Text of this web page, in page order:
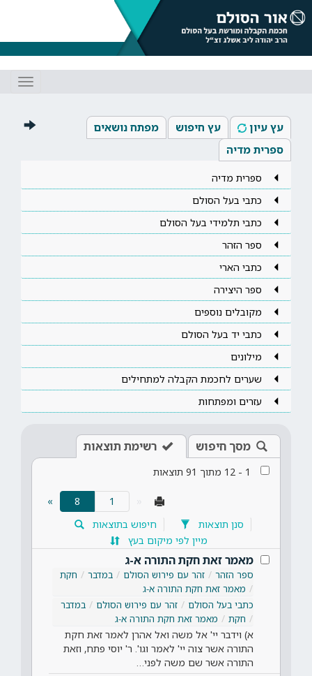
עץ עיון עץ חיפוש
מפתח נושאים
ספרית מדיה
ספרית מדיה
כתבי בעל הסולם
כתבי תלמידי בעל הסולם
ספר הזהר
כתבי הארי
ספר היצירה
מקובלים נוספים
כתבי יד בעל הסולם
מילונים
שערים לחכמת הקבלה למתחילים
עזרים ומפתחות
מסך חיפוש רשימת תוצאות
1
-
12 מתוך 91 תוצאות
8
(current)
»
סנן תוצאות
חיפוש בתוצאות
מיין לפי מיקום בעץ
מאמר זאת חקת התורה א-ג
ספר הזהר זהר עם פירוש הסולם במדבר
חקת
מאמר זאת חקת התורה א-ג
כתבי בעל הסולם
זהר עם פירוש הסולם
במדבר
חקת
מאמר זאת חקת התורה א-ג
א) וידבר יי' אל משה ואל אהרן לאמר זאת חקת
התורה אשר צוה יי' לאמר וגו'. ר' יוסי פתח, וזאת
התורה אשר שם משה לפני…